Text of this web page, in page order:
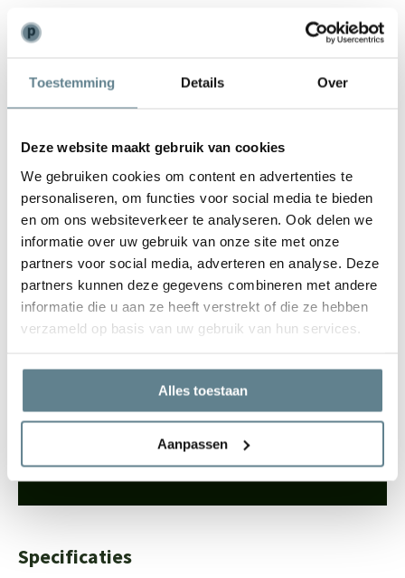
Toestemming Details Over
Deze website maakt gebruik van cookies
We gebruiken cookies om content en advertenties te
personaliseren, om functies voor social media te bieden
en om ons websiteverkeer te analyseren. Ook delen we
informatie over uw gebruik van onze site met onze
partners voor social media, adverteren en analyse. Deze
partners kunnen deze gegevens combineren met andere
informatie die u aan ze heeft verstrekt of die ze hebben
verzameld op basis van uw gebruik van hun services.
Alles toestaan
Aanpassen
Weinig onderhoud
vies geworden kun je deze het best schoonmaken met een zachte
We staan voor je klaar
Wil je advies of heb je een vraag? Neem contact op met ons
info@polyesterplantenbakken.nl
Whatsapp0344-228104
Specificaties